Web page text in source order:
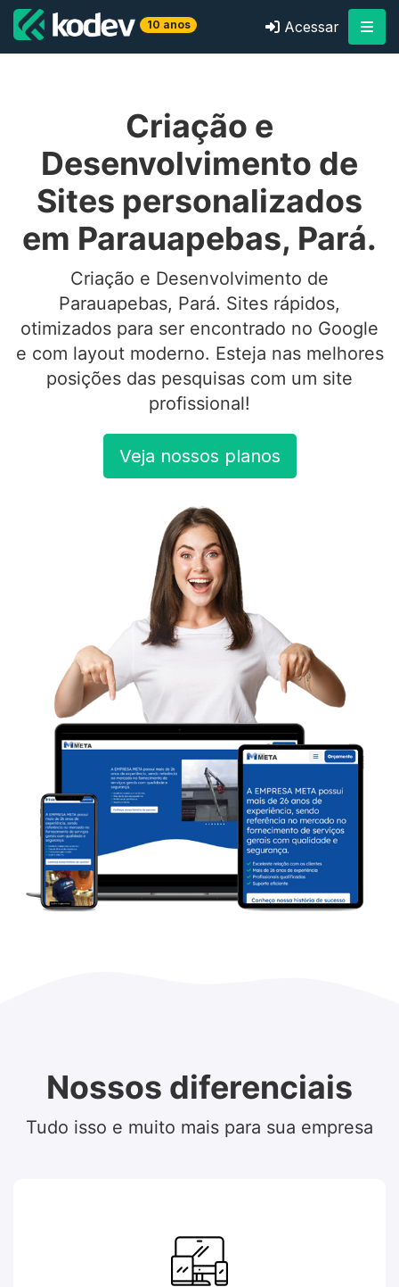
10 anos Acessar
Criação e
Desenvolvimento de
Sites personalizados
em Parauapebas, Pará.
Criação e Desenvolvimento de
Parauapebas, Pará. Sites rápidos,
otimizados para ser encontrado no Google
e com layout moderno. Esteja nas melhores
posições das pesquisas com um site
profissional!
Veja nossos planos
Nossos diferenciais
Tudo isso e muito mais para sua empresa